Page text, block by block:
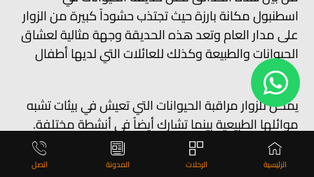
اسطنبول مكانة بارزة حيث تجتذب حشوداً كبيرة من الزوار
على مدار العام وتعد هذه الحديقة وجهة مثالية لعشاق
الحيوانات والطبيعة وكذلك للعائلات التي لديها أطفال
صغار.
يمكن للزوار مراقبة الحيوانات التي تعيش في بيئات تشبه
موائلها الطبيعية بينما تشارك أيضاً في أنشطة مختلفة.
بالنسبة لأولئك الذين يبحثون عن اماكن سياحية في
الرئيسية الرحلات المدونة اتصل